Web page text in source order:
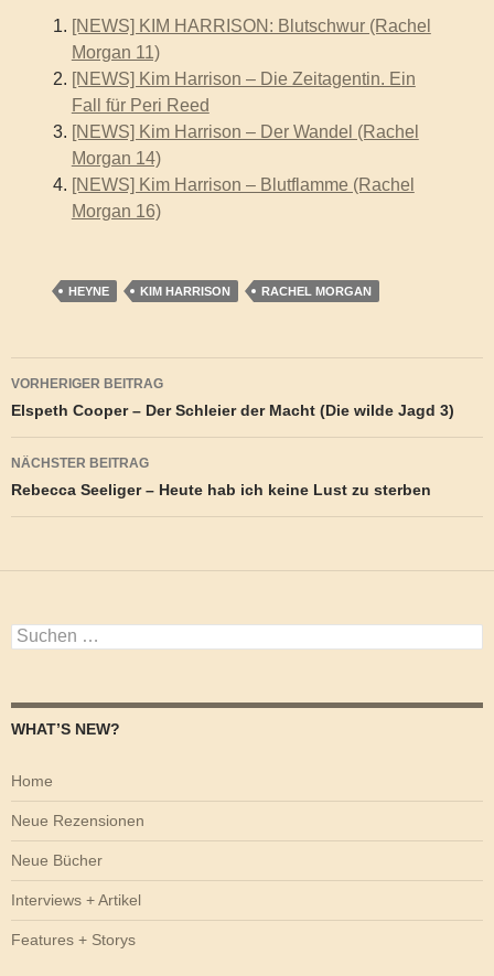
[NEWS] KIM HARRISON: Blutschwur (Rachel
Morgan 11)
[NEWS] Kim Harrison – Die Zeitagentin. Ein
Fall für Peri Reed
[NEWS] Kim Harrison – Der Wandel (Rachel
Morgan 14)
[NEWS] Kim Harrison – Blutflamme (Rachel
Morgan 16)
HEYNE KIM HARRISON RACHEL MORGAN
Beitragsnavigation
VORHERIGER BEITRAG
Elspeth Cooper – Der Schleier der Macht (Die wilde Jagd 3)
NÄCHSTER BEITRAG
Rebecca Seeliger – Heute hab ich keine Lust zu sterben
Suchen
nach:
WHAT’S NEW?
Home
Neue Rezensionen
Neue Bücher
Interviews + Artikel
Features + Storys